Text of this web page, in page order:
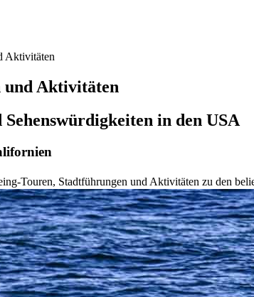
Aktivitäten
und Aktivitäten
in den USA
Touren, Stadtführungen und Aktivitäten zu den